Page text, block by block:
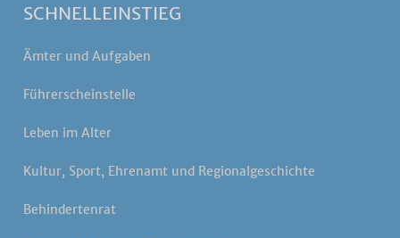
SCHNELLEINSTIEG
Ämter und Aufgaben
Führerscheinstelle
Leben im Alter
Kultur, Sport, Ehrenamt und Regionalgeschichte
Behindertenrat